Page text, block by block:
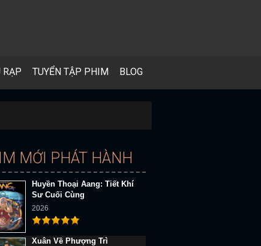
RẠP TUYỂN TẬP PHIM BLOG
MỚI PHÁT HÀNH
Huyền Thoại Aang: Tiết Khí
Sư Cuối Cùng
2026
Xuân Về Phượng Trì